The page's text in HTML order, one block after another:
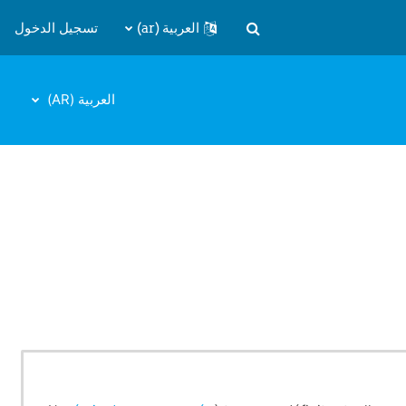
تبديل إدخال البحث
العربية ‎(ar)‎ تسجيل الدخول
العربية ‎(AR)‎